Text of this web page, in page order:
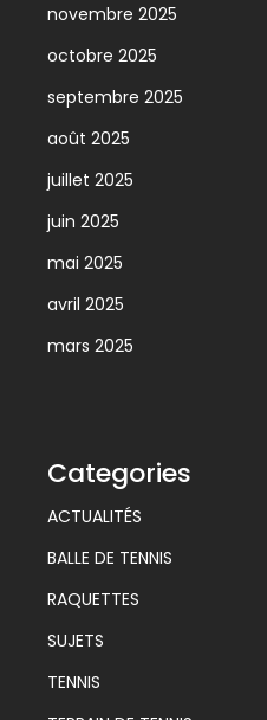
novembre 2025
octobre 2025
septembre 2025
août 2025
juillet 2025
juin 2025
mai 2025
avril 2025
mars 2025
Categories
ACTUALITÉS
BALLE DE TENNIS
RAQUETTES
SUJETS
TENNIS